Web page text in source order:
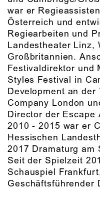
war er
Österreich und
Regiearbeiten und
Landestheater Linz,
Großbritannien.
Festivaldirektor und
Styles Festival in
Development an der
Company London
Director der Escape
2010 - 2015 war er
Hessischen
2017 Dramaturg am
Seit der Spielzeit
Schauspiel
Geschäftsführender